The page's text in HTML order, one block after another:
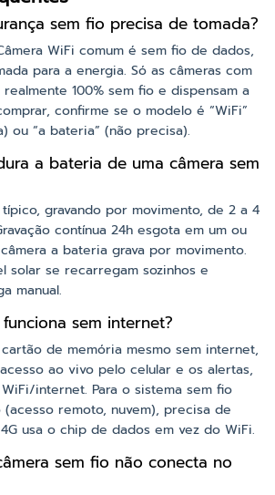
sem fio precisa de tomada?
WiFi comum é sem fio de dados,
para a energia. Só as câmeras com
100% sem fio e dispensam a
confirme se o modelo é “WiFi”
ou “a bateria” (não precisa).
a bateria de uma câmera sem
gravando por movimento, de 2 a 4
contínua 24h esgota em um ou
a bateria grava por movimento.
solar se recarregam sozinhos e
manual.
sem internet?
de memória mesmo sem internet,
ao vivo pelo celular e os alertas,
internet. Para o sistema sem fio
remoto, nuvem), precisa de
usa o chip de dados em vez do WiFi.
sem fio não conecta no